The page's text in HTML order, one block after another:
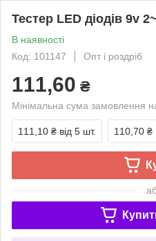
Тестер LED діодів 9v
В наявності
Код: 101147
Опт і роздріб
111,60 ₴
Мінімальна сума замовлення
111,10 ₴ від 5 шт. 110,70 ₴